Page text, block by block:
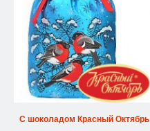
С шоколадом Красный Октябрь